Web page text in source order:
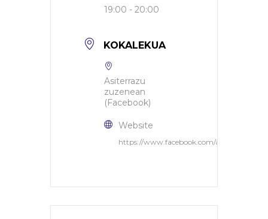
19:00 - 20:00
KOKALEKUA
Asiterrazu
zuzenean
(Facebook)
Website
https://www.facebook.com/